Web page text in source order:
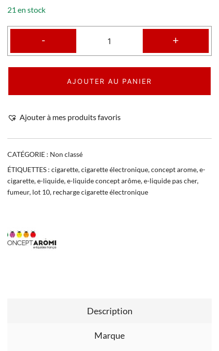
21 en stock
- +
AJOUTER AU PANIER
Ajouter à mes produits favoris
CATÉGORIE : Non classé
ÉTIQUETTES : cigarette,cigarette électronique,concept arome,e-
cigarette,e-liquide,e-liquide concept arôme,e-liquide pas cher,
fumeur, lot 10, recharge cigarette électronique
Description
Marque